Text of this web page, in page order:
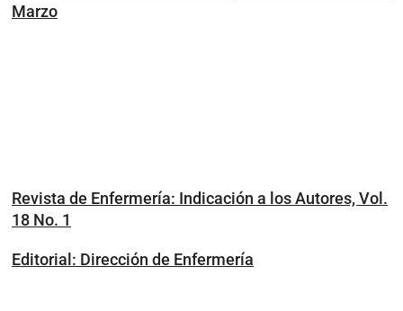
Marzo
Revista de Enfermería: Indicación a los Autores, Vol.
18 No. 1
Editorial: Dirección de Enfermería